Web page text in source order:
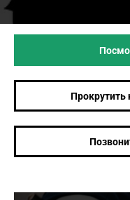
Прокрутить